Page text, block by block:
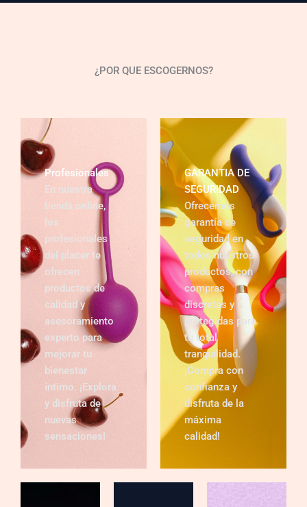
¿POR QUE ESCOGERNOS?
Profesionales
En nuestra
tienda online,
los
profesionales
del placer te
ofrecen
productos de
calidad y
asesoramiento
experto para
mejorar tu
bienestar
íntimo. ¡Explora
y disfruta de
nuevas
sensaciones!
GARANTIA DE
SEGURIDAD
Ofrecemos
garantía de
seguridad en
todos nuestros
productos, con
compras
discretas y
protegidas para
tu total
tranquilidad.
¡Compra con
confianza y
disfruta de la
máxima
calidad!